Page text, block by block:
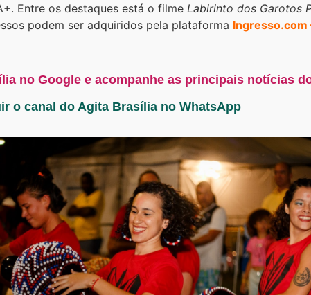
Entre os destaques está o filme Labirinto dos Garotos
podem ser adquiridos pela plataforma Ingresso.com
no Google e acompanhe as principais notícias
o canal do Agita Brasília no WhatsApp